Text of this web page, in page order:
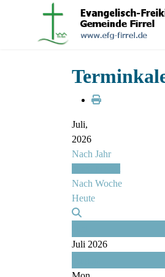
Juli,
2026
Nach Jahr
Nach Woche
Heute
Juli 2026